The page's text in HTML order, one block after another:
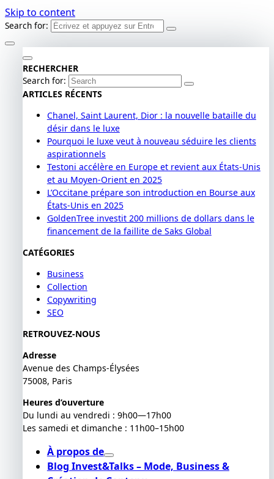
Skip to content
Search for:
RECHERCHER
Search for:
ARTICLES RÉCENTS
Chanel, Saint Laurent, Dior : la nouvelle bataille du
désir dans le luxe
Pourquoi le luxe veut à nouveau séduire les clients
aspirationnels
Testoni accélère en Europe et revient aux États-Unis
et au Moyen-Orient en 2025
L’Occitane prépare son introduction en Bourse aux
États-Unis en 2025
GoldenTree investit 200 millions de dollars dans le
financement de la faillite de Saks Global
CATÉGORIES
Business
Collection
Copywriting
SEO
RETROUVEZ-NOUS
Adresse
Avenue des Champs-Élysées
75008, Paris
Heures d’ouverture
Du lundi au vendredi : 9h00—17h00
Les samedi et dimanche : 11h00–15h00
À propos de
Blog Invest&Talks – Mode, Business &